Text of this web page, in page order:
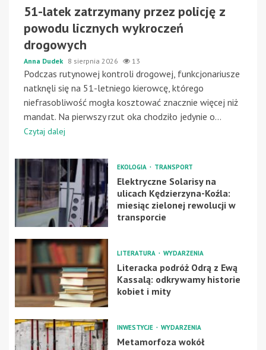
51-latek zatrzymany przez policję z
powodu licznych wykroczeń
drogowych
Anna Dudek 8 sierpnia 2026 13
Podczas rutynowej kontroli drogowej, funkcjonariusze
natknęli się na 51-letniego kierowcę, którego
niefrasobliwość mogła kosztować znacznie więcej niż
mandat. Na pierwszy rzut oka chodziło jedynie o...
Czytaj dalej
EKOLOGIA TRANSPORT
Elektryczne Solarisy na
ulicach Kędzierzyna-Koźla:
miesiąc zielonej rewolucji w
transporcie
LITERATURA WYDARZENIA
Literacka podróż Odrą z Ewą
Kassalą: odkrywamy historie
kobiet i mity
INWESTYCJE WYDARZENIA
Metamorfoza wokół